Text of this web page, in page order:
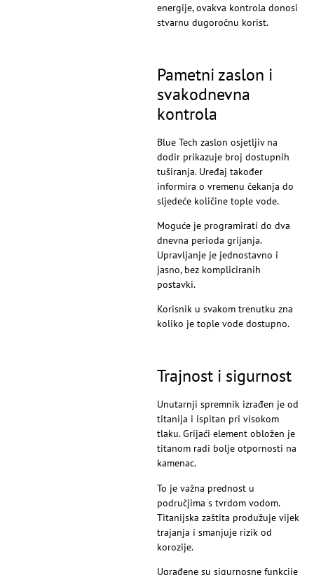
energije, ovakva kontrola donosi
stvarnu dugoročnu korist.
Pametni zaslon i
svakodnevna
kontrola
Blue Tech zaslon osjetljiv na
dodir prikazuje broj dostupnih
tuširanja. Uređaj također
informira o vremenu čekanja do
sljedeće količine tople vode.
Moguće je programirati do dva
dnevna perioda grijanja.
Upravljanje je jednostavno i
jasno, bez kompliciranih
postavki.
Korisnik u svakom trenutku zna
koliko je tople vode dostupno.
Trajnost i sigurnost
Unutarnji spremnik izrađen je od
titanija i ispitan pri visokom
tlaku. Grijaći element obložen je
titanom radi bolje otpornosti na
kamenac.
To je važna prednost u
područjima s tvrdom vodom.
Titanijska zaštita produžuje vijek
trajanja i smanjuje rizik od
korozije.
Ugrađene su sigurnosne funkcije